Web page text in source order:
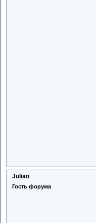
Julian
Гость форума